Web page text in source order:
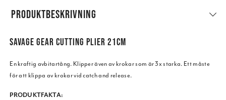
PRODUKTBESKRIVNING
SAVAGE GEAR CUTTING PLIER 21CM
En kraftig avbitartång. Klipper även av krokar som är 3x starka. Ett måste
för att klippa av krokar vid catch and release.
PRODUKTFAKTA: